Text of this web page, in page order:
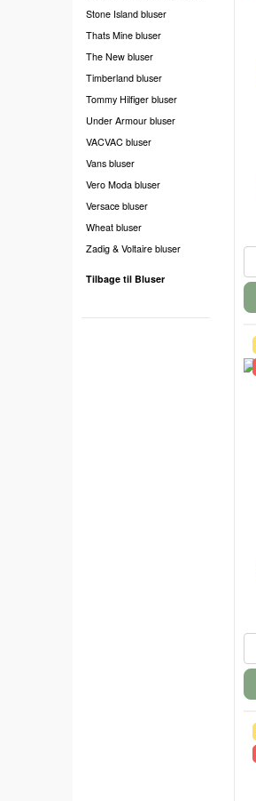
Stone Island bluser
Thats Mine bluser
The New bluser
Timberland bluser
Tommy Hilfiger bluser
Under Armour bluser
VACVAC bluser
Vans bluser
Vero Moda bluser
Versace bluser
Wheat bluser
Zadig & Voltaire bluser
Tilbage til Bluser